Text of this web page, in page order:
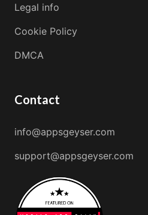
Legal info
Cookie Policy
DMCA
Contact
info@appsgeyser.com
support@appsgeyser.com